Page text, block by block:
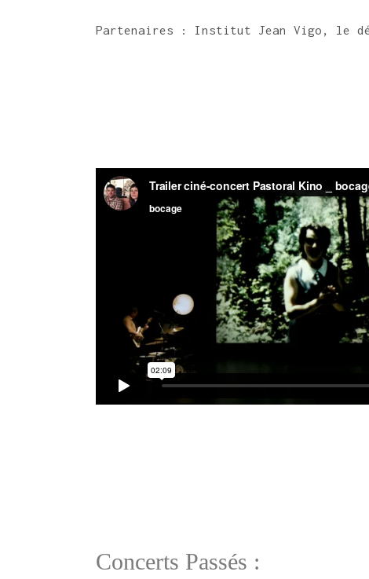
Partenaires : Institut Jean Vigo, le
Concerts Passés :